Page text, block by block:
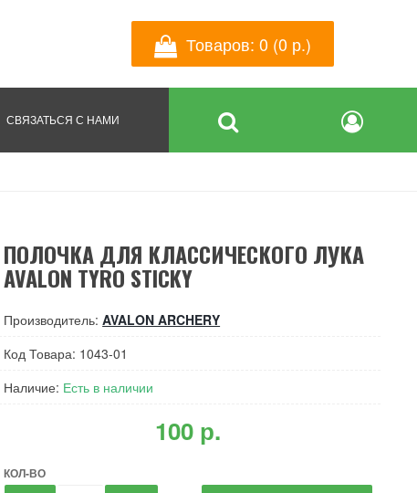
Товаров: 0 (0 р.)
СВЯЗАТЬСЯ С НАМИ
ПОЛОЧКА ДЛЯ КЛАССИЧЕСКОГО ЛУКА
AVALON TYRO STICKY
Производитель:AVALON ARCHERY
Код Товара: 1043-01
Наличие: Есть в наличии
100 р.
КОЛ-ВО